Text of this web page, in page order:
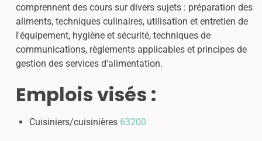
comprennent des cours sur divers sujets : préparation des
aliments, techniques culinaires, utilisation et entretien de
l'équipement, hygiène et sécurité, techniques de
communications, règlements applicables et principes de
gestion des services d'alimentation.
Emplois visés :
Cuisiniers/cuisinières 63200